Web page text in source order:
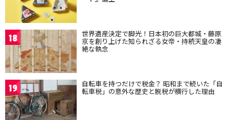
18 世界遺産決定で脚光！日本初の巨大都城・藤原
京を創り上げた知られざる女帝・持統天皇の凄
絶な執念
19 自転車を持つだけで税金？ 昭和まで続いた「自
転車税」の意外な歴史と脱税が横行した理由